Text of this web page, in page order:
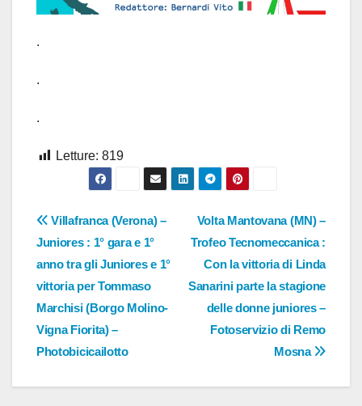
.
.
.
Letture: 819
Navigazione
articoli
Volta Mantovana (MN) –
Trofeo Tecnomeccanica :
Con la vittoria di Linda
Sanarini parte la stagione
delle donne juniores –
Fotoservizio di Remo
Mosna
Villafranca (Verona) –
Juniores : 1° gara e 1°
anno tra gli Juniores e 1°
vittoria per Tommaso
Marchisi (Borgo Molino-
Vigna Fiorita) –
Photobicicailotto